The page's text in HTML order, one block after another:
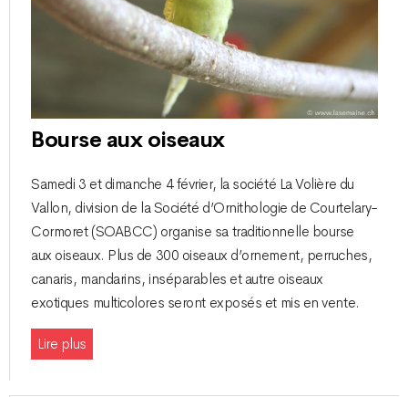
Bourse aux oiseaux
Samedi 3 et dimanche 4 février, la société La Volière du
Vallon, division de la Société d’Ornithologie de Courtelary-
Cormoret (SOABCC) organise sa traditionnelle bourse
aux oiseaux. Plus de 300 oiseaux d’ornement, perruches,
canaris, mandarins, inséparables et autre oiseaux
exotiques multicolores seront exposés et mis en vente.
Lire plus